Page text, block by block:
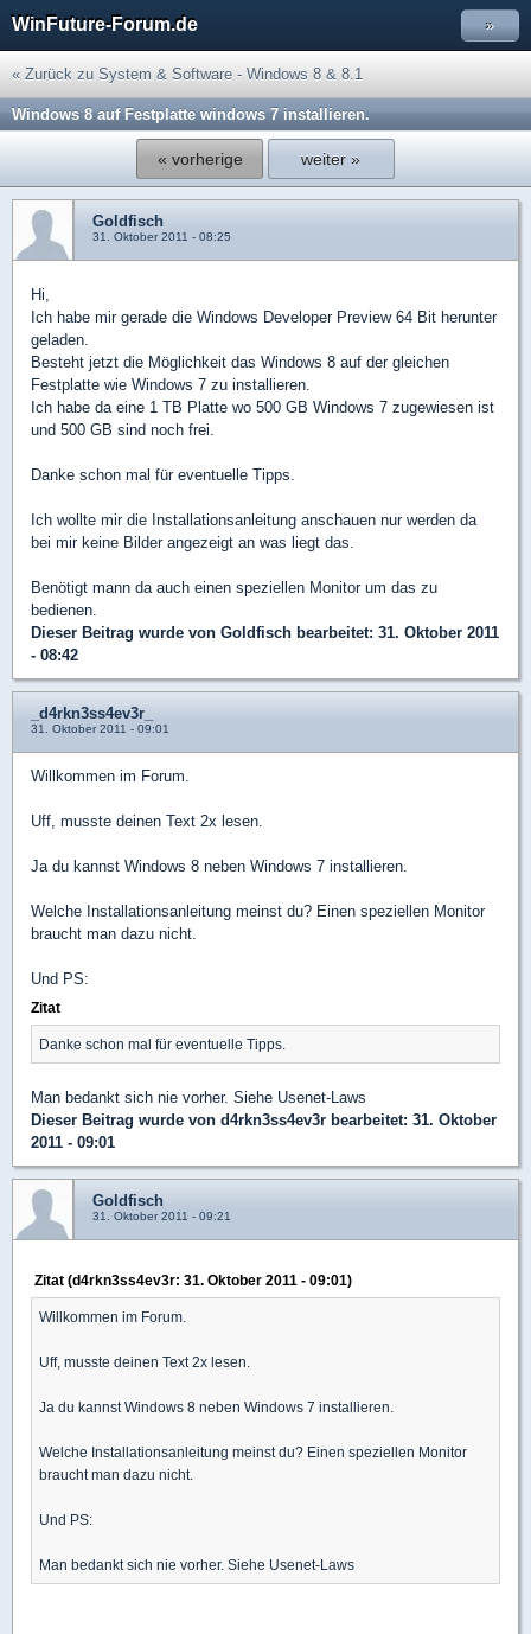
WinFuture-Forum.de »
« Zurück zu System & Software - Windows 8 & 8.1
Windows 8 auf Festplatte windows 7 installieren.
« vorherige weiter »
Goldfisch
31. Oktober 2011 - 08:25
Hi,
Ich habe mir gerade die Windows Developer Preview 64 Bit herunter
geladen.
Besteht jetzt die Möglichkeit das Windows 8 auf der gleichen
Festplatte wie Windows 7 zu installieren.
Ich habe da eine 1 TB Platte wo 500 GB Windows 7 zugewiesen ist
und 500 GB sind noch frei.
Danke schon mal für eventuelle Tipps.
Ich wollte mir die Installationsanleitung anschauen nur werden da
bei mir keine Bilder angezeigt an was liegt das.
Benötigt mann da auch einen speziellen Monitor um das zu
bedienen.
Dieser Beitrag wurde von Goldfisch bearbeitet: 31. Oktober 2011
- 08:42
_d4rkn3ss4ev3r_
31. Oktober 2011 - 09:01
Willkommen im Forum.
Uff, musste deinen Text 2x lesen.
Ja du kannst Windows 8 neben Windows 7 installieren.
Welche Installationsanleitung meinst du? Einen speziellen Monitor
braucht man dazu nicht.
Und PS:
Zitat
Danke schon mal für eventuelle Tipps.
Man bedankt sich nie vorher. Siehe Usenet-Laws
Dieser Beitrag wurde von d4rkn3ss4ev3r bearbeitet: 31. Oktober
2011 - 09:01
Goldfisch
31. Oktober 2011 - 09:21
Zitat (d4rkn3ss4ev3r: 31. Oktober 2011 - 09:01)
Willkommen im Forum.
Uff, musste deinen Text 2x lesen.
Ja du kannst Windows 8 neben Windows 7 installieren.
Welche Installationsanleitung meinst du? Einen speziellen Monitor
braucht man dazu nicht.
Und PS:
Man bedankt sich nie vorher. Siehe Usenet-Laws